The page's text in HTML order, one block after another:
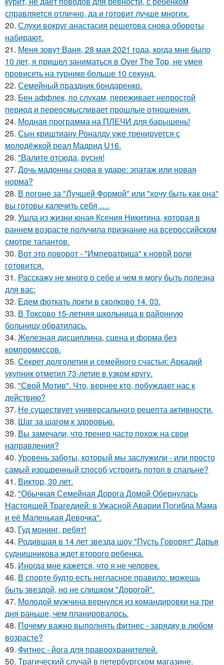
справляется отлично, да и готовит лучше многих.
20. Слухи вокруг анастасия решетова снова обороты
набирают.
21. Меня зовут Ваня, 28 мая 2021 года, когда мне было
10 лет, я пришел заниматься в Over The Top, не умея
провисеть на турнике больше 10 секунд.
22. Семейный праздник бондаренко.
23. Бен аффлек, по слухам, переживает непростой
период и переосмысливает прошлые отношения.
24. Модная программа на ПЛЕЧИ для барышень!
25. Сын криштиану Роналду уже тренируется с
молодёжкой реал Мадрид U16.
26. "Валите отсюда, русня!
27. Дочь мадонны снова в ударе: эпатаж или новая
норма?
28. В погоне за "Лучшей Формой" или "хочу быть как она"
вы готовы калечить себя ….
29. Ушла из жизни юная Ксения Никитина, которая в
раннем возрасте получила признание на всероссийском
смотре талантов.
30. Вот это поворот - "Императрица" к новой роли
готовится.
31. Расскажу не много о себе и чем я могу быть полезна
для вас:
32. Едем фоткать локти в сколково 14. 03.
33. В Токсово 15-летняя школьница в районную
больницу обратилась.
34. Железная дисциплина, сцена и форма без
компромиссов.
35. Секрет долголетия и семейного счастья: Аркадий
укупник отметил 73-летие в узком кругу.
36. "Свой Мотив". Что, вернее кто, побуждает нас к
действию?
37. Не существует универсального рецепта активности.
38. Шаг за шагом к здоровью.
39. Вы замечали, что тренер часто похож на свои
направления?
40. Уровень заботы, который мы заслужили - или просто
самый изощренный способ устроить потоп в спальне?
41. Виктор, 30 лет.
42. "Обычная Семейная Дорога Домой Обернулась
Настоящей Трагедией: в Ужасной Аварии Погибла Мама
и её Маленькая Девочка".
43. Гуд монинг, ребят!
44. Родившая в 14 лет звезда шоу "Пусть Говорят" Дарья
суднишникова ждет второго ребенка.
45. Иногда мне кажется, что я не человек.
46. В спорте будто есть негласное правило: можешь
быть звездой, но не слишком "Дорогой".
47. Молодой мужчина вернулся из командировки на три
дня раньше, чем планировалось.
48. Почему важно выполнять фитнес - зарядку в любом
возрасте?
49. Фитнес - йога для правоохранителей.
50. Трагический случай в петербургском магазине.